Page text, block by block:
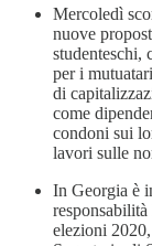
Mercoledì
nuove
studenteschi,
per i
di
come
condoni sui
lavori sulle
In Georgia è
elezioni